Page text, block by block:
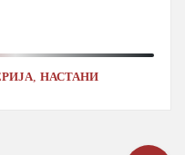
,НАСТАНИ